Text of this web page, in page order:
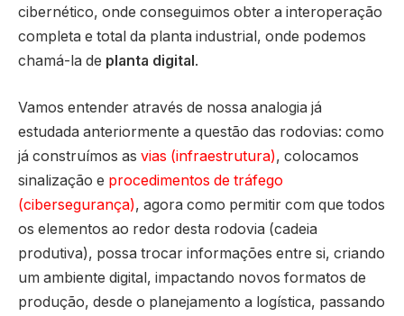
cibernético, onde conseguimos obter a interoperação
completa e total da planta industrial, onde podemos
chamá-la de planta digital .
Vamos entender através de nossa analogia já
estudada anteriormente a questão das rodovias: como
já construímos as vias (infraestrutura), colocamos
sinalização e procedimentos de tráfego
(cibersegurança), agora como permitir com que todos
os elementos ao redor desta rodovia (cadeia
produtiva), possa trocar informações entre si, criando
um ambiente digital, impactando novos formatos de
produção, desde o planejamento a logística, passando